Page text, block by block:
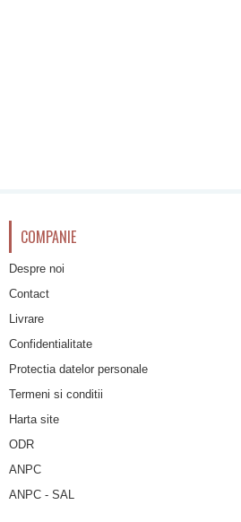
COMPANIE
Despre noi
Contact
Livrare
Confidentialitate
Protectia datelor personale
Termeni si conditii
Harta site
ODR
ANPC
ANPC - SAL